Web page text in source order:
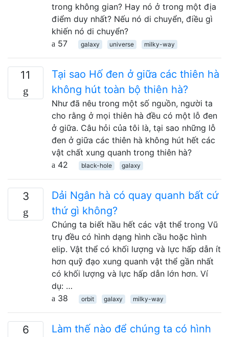
trong không gian? Hay nó ở trong một địa
điểm duy nhất? Nếu nó di chuyển, điều gì
khiến nó di chuyển?
57
galaxy universe milky-way
11
Tại sao Hố đen ở giữa các thiên hà
không hút toàn bộ thiên hà?
Như đã nêu trong một số nguồn, người ta
cho rằng ở mọi thiên hà đều có một lỗ đen
ở giữa. Câu hỏi của tôi là, tại sao những lỗ
đen ở giữa các thiên hà không hút hết các
vật chất xung quanh trong thiên hà?
42
black-hole galaxy
3
Dải Ngân hà có quay quanh bất cứ
thứ gì không?
Chúng ta biết hầu hết các vật thể trong Vũ
trụ đều có hình dạng hình cầu hoặc hình
elip. Vật thể có khối lượng và lực hấp dẫn ít
hơn quỹ đạo xung quanh vật thể gần nhất
có khối lượng và lực hấp dẫn lớn hơn. Ví
dụ: …
38
orbit galaxy milky-way
6
Làm thế nào để chúng ta có hình